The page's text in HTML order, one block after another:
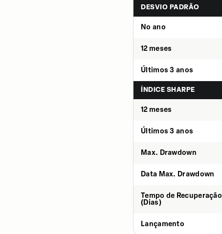
DESVIO PADRÃO
No ano
12 meses
Últimos 3 anos
ÍNDICE SHARPE
12 meses
Últimos 3 anos
Max. Drawdown
Data Max. Drawdown
Tempo de Recuperação
(Dias)
Lançamento